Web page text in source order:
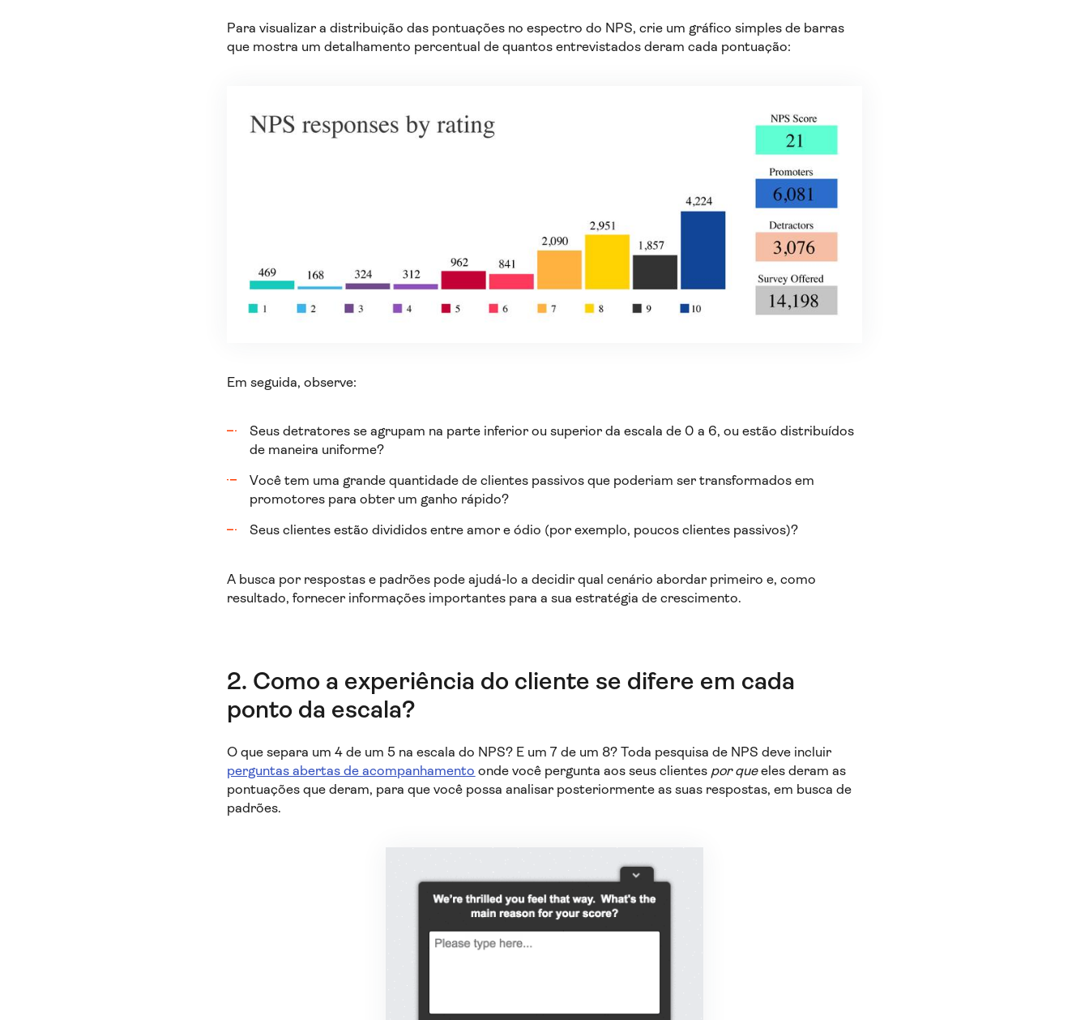
Para visualizar a distribuição das pontuações no espectro do NPS, crie um gráfico simples de barras
que mostra um detalhamento percentual de quantos entrevistados deram cada pontuação:
Em seguida, observe:
Seus detratores se agrupam na parte inferior ou superior da escala de 0 a 6, ou estão distribuídos
de maneira uniforme?
Você tem uma grande quantidade de clientes passivos que poderiam ser transformados em
promotores para obter um ganho rápido?
Seus clientes estão divididos entre amor e ódio (por exemplo, poucos clientes passivos)?
A busca por respostas e padrões pode ajudá-lo a decidir qual cenário abordar primeiro e, como
resultado, fornecer informações importantes para a sua estratégia de crescimento.
2. Como a experiência do cliente se difere em cada
ponto da escala?
O que separa um 4 de um 5 na escala do NPS? E um 7 de um 8? Toda pesquisa de NPS deve incluir
perguntas abertas de acompanhamento onde você pergunta aos seus clientes por queeles deram as
pontuações que deram, para que você possa analisar posteriormente as suas respostas, em busca de
padrões.